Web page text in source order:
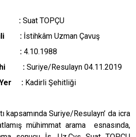
: Suat TOPÇU
: İstihkâm Uzman Çavuş
: 4.10.1988
: Suriye/Resulayn 04.11.2019
Yer : Kadirli Şehitliği
kapsamında Suriye/Resulayn’ da icra
mühimmat arama esnasında,